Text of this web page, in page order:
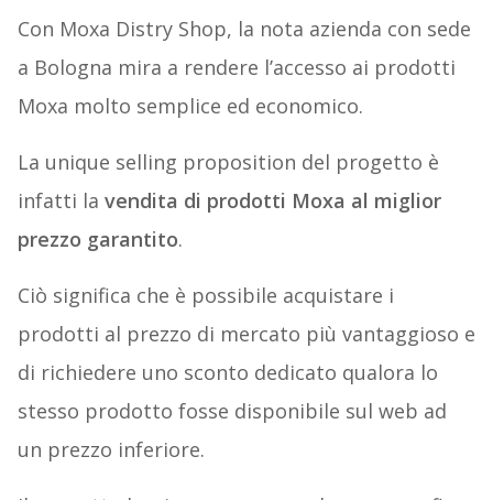
Con Moxa Distry Shop, la nota azienda con sede
a Bologna mira a rendere l’accesso ai prodotti
Moxa molto semplice ed economico.
La unique selling proposition del progetto è
infatti la vendita di prodotti Moxa al miglior
prezzo garantito.
Ciò significa che è possibile acquistare i
prodotti al prezzo di mercato più vantaggioso e
di richiedere uno sconto dedicato qualora lo
stesso prodotto fosse disponibile sul web ad
un prezzo inferiore.